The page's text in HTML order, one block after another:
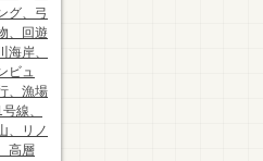
グ、弓
、回遊
岸、
ビュ
、漁場
線、
、リノ
高層